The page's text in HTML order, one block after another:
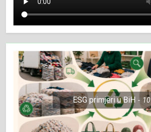
ESG primjeri u BiH 10